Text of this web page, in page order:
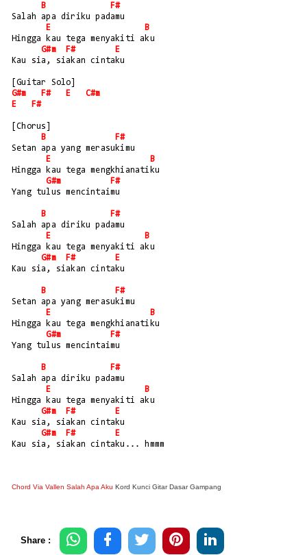
B
F#
Salah apa diriku padamu
E
B
Hingga kau tega menyakiti aku
G#m
F#
E
Kau sia, siakan cintaku
[Guitar Solo]
G#m
F# E
C#m
E
F#
[Chorus]
B
F#
Setan apa yang merasukimu
E
B
Hingga kau tega mengkhianatiku
G#m
F#
Yang tulus mencintaimu
B
F#
Salah apa diriku padamu
E
B
Hingga kau tega menyakiti aku
G#m
F#
E
Kau sia, siakan cintaku
B
F#
Setan apa yang merasukimu
E
B
Hingga kau tega mengkhianatiku
G#m
F#
Yang tulus mencintaimu
B
F#
Salah apa diriku padamu
E
B
Hingga kau tega menyakiti aku
G#m
F#
E
Kau sia, siakan cintaku
G#m
F#
E
Kau sia, siakan cintaku... hmmm
Chord Via Vallen Salah Apa Aku Kord Kunci Gitar Dasar Gampang
Share :